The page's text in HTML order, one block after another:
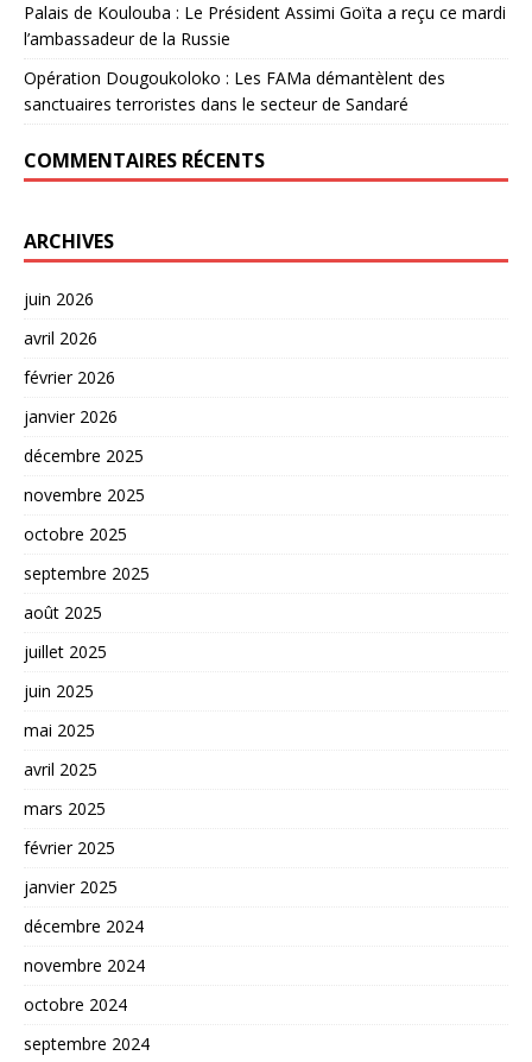
Palais de Koulouba : Le Président Assimi Goïta a reçu ce mardi
l’ambassadeur de la Russie
Opération Dougoukoloko : Les FAMa démantèlent des
sanctuaires terroristes dans le secteur de Sandaré
COMMENTAIRES RÉCENTS
ARCHIVES
juin 2026
avril 2026
février 2026
janvier 2026
décembre 2025
novembre 2025
octobre 2025
septembre 2025
août 2025
juillet 2025
juin 2025
mai 2025
avril 2025
mars 2025
février 2025
janvier 2025
décembre 2024
novembre 2024
octobre 2024
septembre 2024